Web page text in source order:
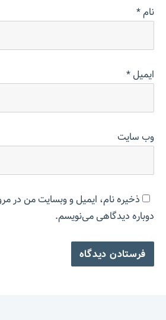
نام*
ایمیل*
وب‌ سایت
ذخیره نام، ایمیل و وبسایت من در
دوباره دیدگاهی می‌نویسم.